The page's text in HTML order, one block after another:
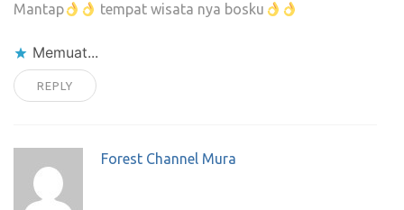
Mantap tempat wisata nya bosku
Memuat...
REPLY
Forest Channel Mura